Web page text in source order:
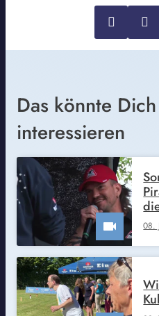
Das könnte
interessieren
08.